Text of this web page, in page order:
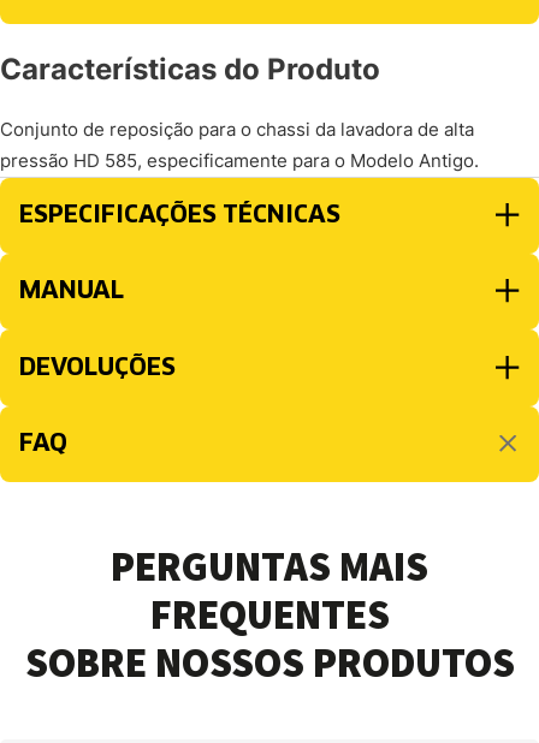
Características do Produto
Conjunto de reposição para o chassi da lavadora de alta
pressão HD 585, especificamente para o Modelo Antigo.
ESPECIFICAÇÕES TÉCNICAS
MANUAL
DEVOLUÇÕES
FAQ
PERGUNTAS MAIS
FREQUENTES
SOBRE NOSSOS PRODUTOS